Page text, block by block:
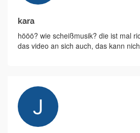
kara
hööö? wie scheißmusik? die ist mal
das video an sich auch, das kann